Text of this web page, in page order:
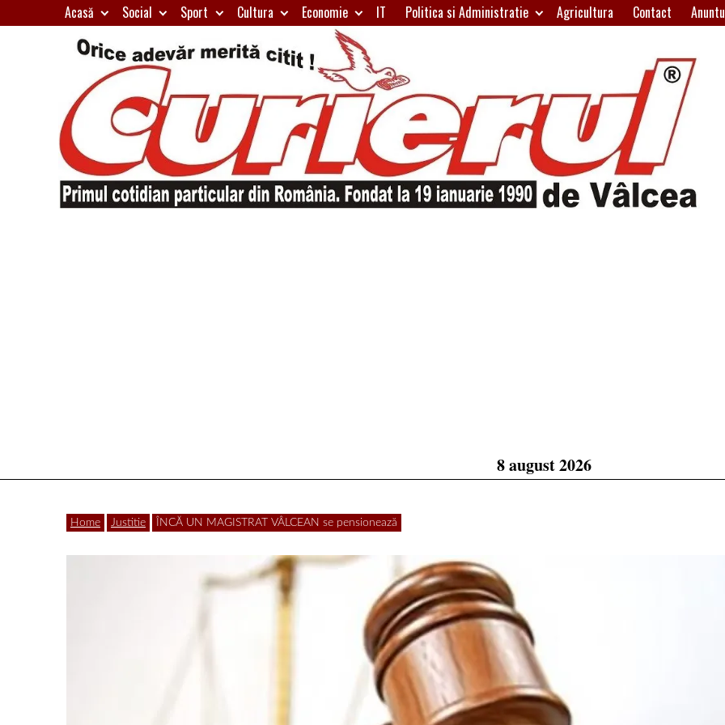
to
Acasă Social Sport Cultura Economie IT Politica si Administratie Agricultura Contact
8 august 2026
Home Justitie ÎNCĂ UN MAGISTRAT VÂLCEAN se pensionează